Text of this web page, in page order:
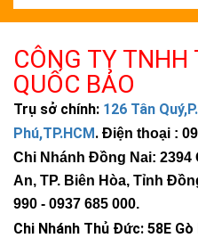
CÔNG TY
QUỐC BẢO
Trụ sở chính: 126 Tân
Phú,TP.HCM. Điện thoại :
Chi Nhánh Đồng Nai:
An, TP. Biên Hòa, Tỉnh
990 - 0937 685 000.
Chi Nhánh Thủ Đức: 58E